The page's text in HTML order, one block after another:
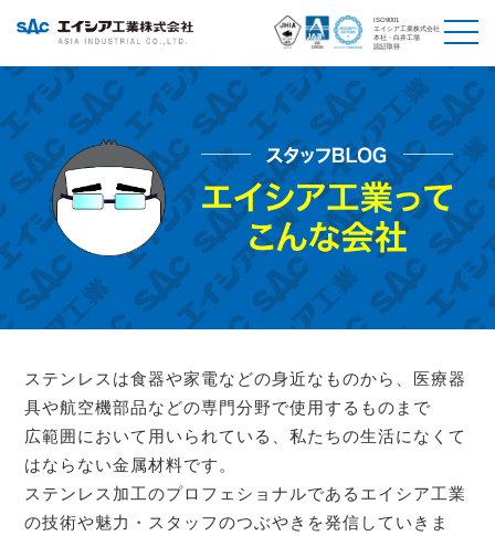
ISO9001
エイシア工業株式会社
本社・白井工場
認証取得
ステンレスは食器や家電などの身近なものから、医療器
具や航空機部品などの専門分野で使用するものまで
広範囲において用いられている、私たちの生活になくて
はならない金属材料です。
ステンレス加工のプロフェショナルであるエイシア工業
の技術や魅力・スタッフのつぶやきを発信していきま